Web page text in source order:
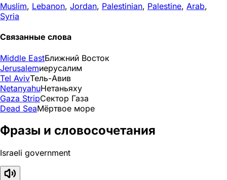
Muslim, Lebanon, Jordan, Palestinian, Palestine, Arab,
Syria
Связанные слова
Middle EastБлижний Восток
Jerusalemиерусалим
Tel AvivТель-Авив
NetanyahuНетаньяху
Gaza StripСектор Газа
Dead SeaМёртвое море
Фразы и словосочетания
Israeli government